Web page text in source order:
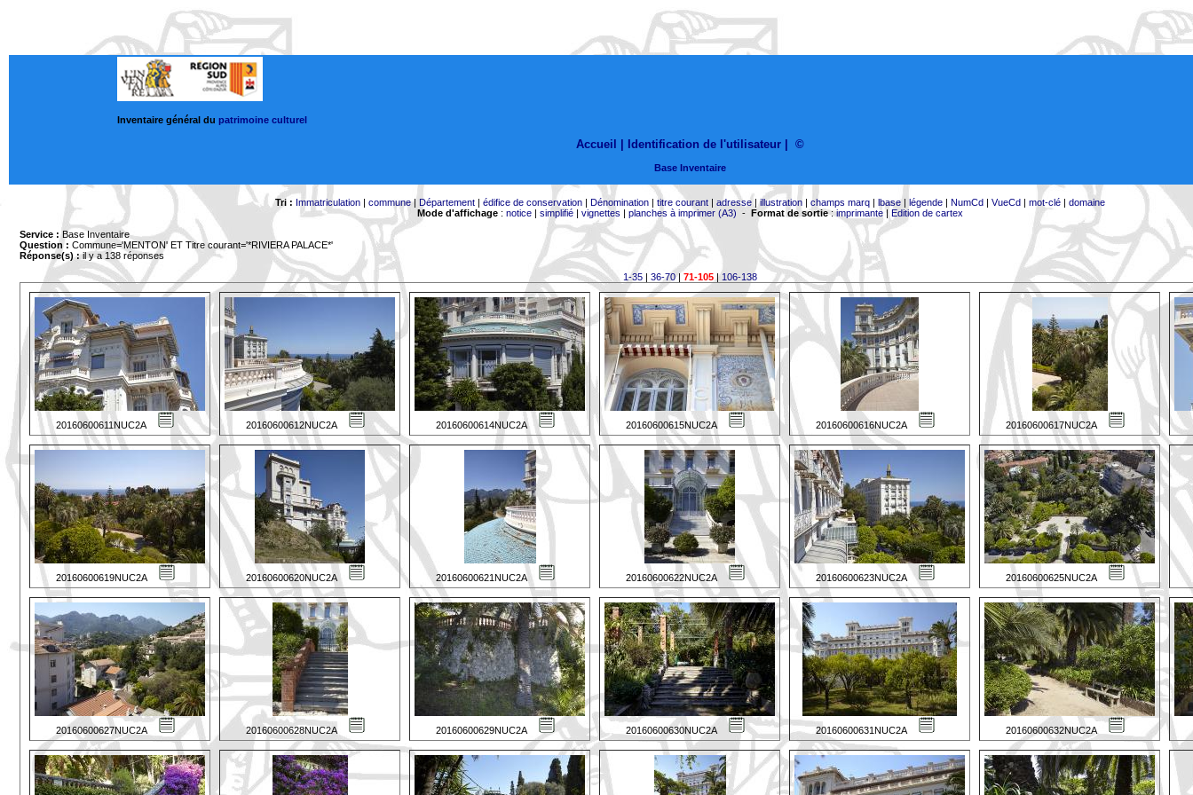
Inventaire général du patrimoine culturel
Accueil | Identification de l'utilisateur ©
Base Inventaire
Tri : Immatriculation| commune| Département| édifice de conservation| Dénomination| titre courant| adresse|illustration| champs marq| lbase| légende| NumCd| VueCd| mot-clé| domaine
Mode d'affichage: notice| simplifié| vignettes | planches à imprimer (A3) - Format de sortie:imprimante| Edition de cartex
Service : Base Inventaire
Question : Commune='MENTON' ET Titre courant='*RIVIERA PALACE*'
Réponse(s) :il y a 138 réponses
1-35| 36-70| 71-105|106-138
20160600611NUC2A 20160600612NUC2A 20160600614NUC2A 20160600615NUC2A 20160600616NUC2A 20160600617NUC2A
20160600619NUC2A 20160600620NUC2A 20160600621NUC2A 20160600622NUC2A 20160600623NUC2A 20160600625NUC2A
20160600627NUC2A 20160600628NUC2A 20160600629NUC2A 20160600630NUC2A 20160600631NUC2A 20160600632NUC2A